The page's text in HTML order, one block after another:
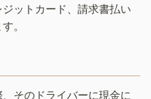
ットカード、請求書払い
。
そのドライバーに現金に